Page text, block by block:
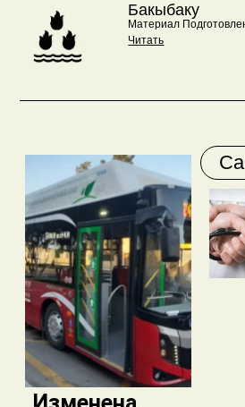
Бакыбаку
Материал
Читать